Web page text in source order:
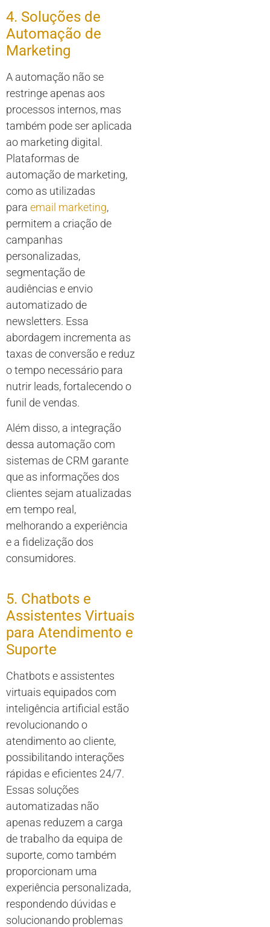
4. Soluções de
Automação de
Marketing
A automação não se
restringe apenas aos
processos internos, mas
também pode ser aplicada
ao marketing digital.
Plataformas de
automação de marketing,
como as utilizadas
para email marketing,
permitem a criação de
campanhas
personalizadas,
segmentação de
audiências e envio
automatizado de
newsletters. Essa
abordagem incrementa as
taxas de conversão e reduz
o tempo necessário para
nutrir leads, fortalecendo o
funil de vendas.
Além disso, a integração
dessa automação com
sistemas de CRM garante
que as informações dos
clientes sejam atualizadas
em tempo real,
melhorando a experiência
e a fidelização dos
consumidores.
5. Chatbots e
Assistentes Virtuais
para Atendimento e
Suporte
Chatbots e assistentes
virtuais equipados com
inteligência artificial estão
revolucionando o
atendimento ao cliente,
possibilitando interações
rápidas e eficientes 24/7.
Essas soluções
automatizadas não
apenas reduzem a carga
de trabalho da equipa de
suporte, como também
proporcionam uma
experiência personalizada,
respondendo dúvidas e
solucionando problemas